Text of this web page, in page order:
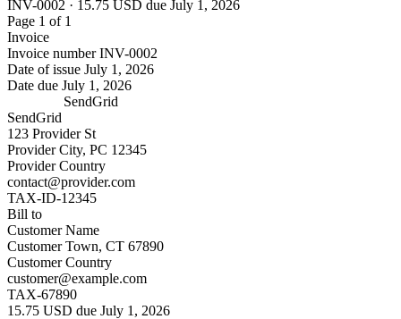
INV-0002 · 15.75 USD due July 1, 2026
Page 1 of 1
Invoice
Invoice numberINV-0002
Date of issue July 1, 2026
Date due July 1, 2026
SendGrid
SendGrid
123 Provider St
Provider City, PC 12345
Provider Country
contact@provider.com
TAX-ID-12345
Bill to
Customer Name
Customer Town, CT 67890
Customer Country
customer@example.com
TAX-67890
15.75 USD due July 1, 2026